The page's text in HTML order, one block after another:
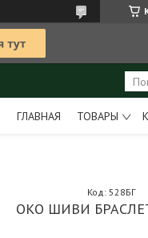
ГЛАВНАЯ ТОВАРЫ
ОКО ШИВИ
Код:528БГ